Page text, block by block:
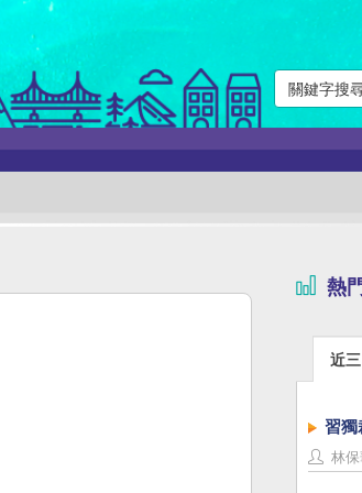
關鍵字搜
熱
近三
習獨
林保